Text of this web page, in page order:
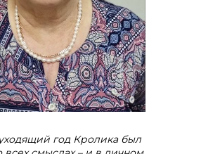
год Кролика был